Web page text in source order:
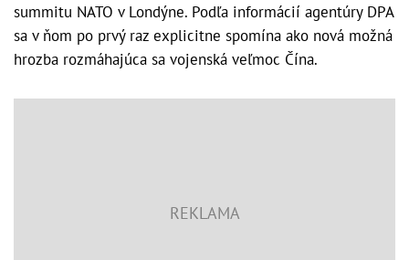
summitu NATO v Londýne. Podľa informácií agentúry DPA
sa v ňom po prvý raz explicitne spomína ako nová možná
hrozba rozmáhajúca sa vojenská veľmoc Čína.